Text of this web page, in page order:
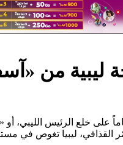
14 عاماً على خلع الرئيس الليبي،
القذافي، ليبيا تغوص في